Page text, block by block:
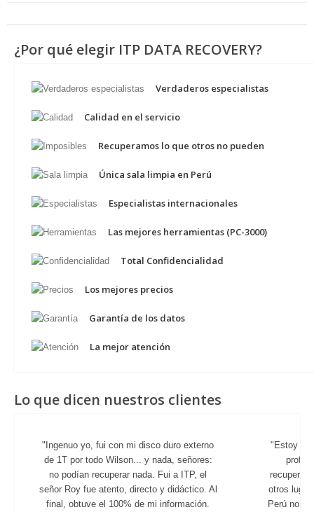
¿Por qué elegir ITP DATA RECOVERY?
Verdaderos especialistas
Calidad en el servicio
Recuperamos lo que otros no pueden
Única sala limpia en Perú
Especialistas internacionales
Las mejores herramientas (PC-3000)
Total Confidencialidad
Los mejores precios
Garantía de los datos
La mejor atención
Lo que dicen nuestros clientes
"Ingenuo yo, fui con mi disco duro externo
de 1T por todo Wilson... y nada, señores:
no podían recuperar nada. Fui a ITP, el
señor Roy fue atento, directo y didáctico. Al
final, obtuve el 100% de mi información.
"Estoy
recuperar
otros
Perú no